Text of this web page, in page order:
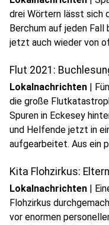
drei Wörtern lässt sich
Berchum auf jeden Fall
jetzt auch wieder von
Flut 2021:
Lokalnachrichten |
die große
Spuren in Eckesey
und Helfende jetzt in
aufgearbeitet. Aus ein
Dazu kamen alle
Kita Flohzirkus:
Lokalnachrichten |
Flohzirkus
vor enormen